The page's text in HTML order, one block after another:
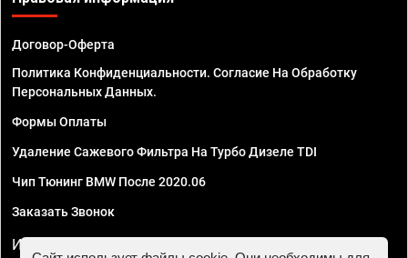
Договор-Оферта
Политика Конфиденциальности. Согласие На Обработку
Персональных Данных.
Формы Оплаты
Удаление Сажевого Фильтра На Турбо Дизеле TDI
Чип Тюнинг BMW После 2020.06
Заказать Звонок
ИП Смирнов Георгий Павлович. ИНН 781302555843,